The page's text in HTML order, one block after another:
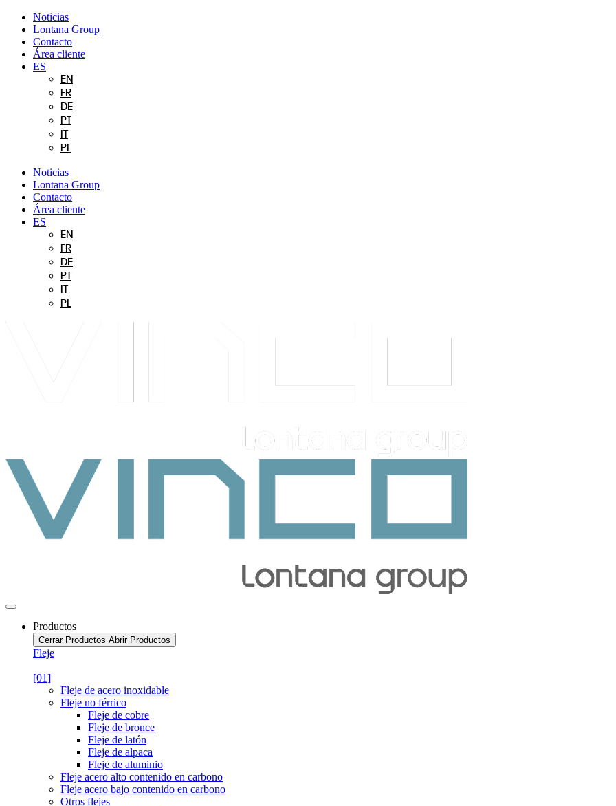
contenido
Noticias
Lontana Group
Contacto
Área cliente
ES
EN
FR
DE
PT
PL
Noticias
Lontana Group
Contacto
Área cliente
ES
EN
FR
DE
PT
PL
Productos
Cerrar Productos Abrir Productos
Fleje
[01]
Fleje de acero inoxidable
Fleje no férrico
Fleje de cobre
Fleje de bronce
Fleje de latón
Fleje de alpaca
Fleje de aluminio
Fleje acero alto contenido en carbono
Fleje acero bajo contenido en carbono
Otros flejes